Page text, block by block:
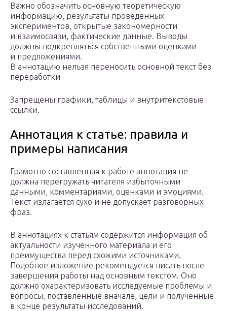
Важно обозначить основную теоретическую
информацию, результаты проведенных
экспериментов, открытые закономерности
и взаимосвязи, фактические данные. Выводы
должны подкрепляться собственными оценками
и предложениями.
В аннотацию нельзя переносить основной текст без
переработки
Запрещены графики, таблицы и внутритекстовые
ссылки.
Аннотация к статье: правила и
примеры написания
Грамотно составленная к работе аннотация не
должна перегружать читателя избыточными
данными, комментариями, оценками и эмоциями.
Текст излагается сухо и не допускает разговорных
фраз.
В аннотациях к статьям содержится информация об
актуальности изученного материала и его
преимущества перед схожими источниками.
Подобное изложение рекомендуется писать после
завершения работы над основным текстом. Оно
должно охарактеризовать исследуемые проблемы и
вопросы, поставленные вначале, цели и полученные
в конце результаты исследований.